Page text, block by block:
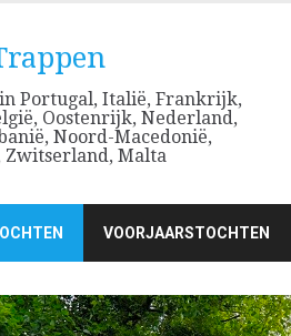
Portugal, Italië, Frankrijk,
Oostenrijk, Nederland,
Noord-Macedonië,
Zwitserland, Malta
VOORJAARSTOCHTEN